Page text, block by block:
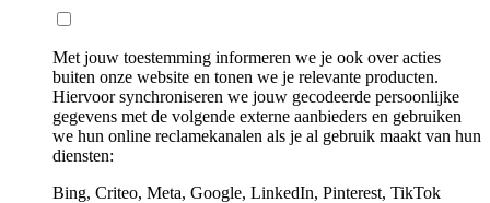
Met jouw toestemming informeren we je ook over acties
buiten onze website en tonen we je relevante producten.
Hiervoor synchroniseren we jouw gecodeerde persoonlijke
gegevens met de volgende externe aanbieders en gebruiken
we hun online reclamekanalen als je al gebruik maakt van hun
diensten:
Bing, Criteo, Meta, Google, LinkedIn, Pinterest, TikTok